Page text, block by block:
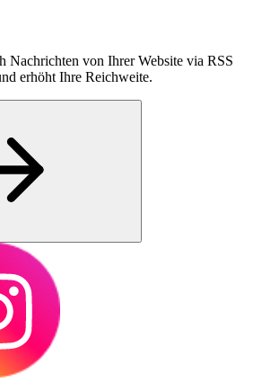
Nachrichten von Ihrer Website via RSS
erhöht Ihre Reichweite.